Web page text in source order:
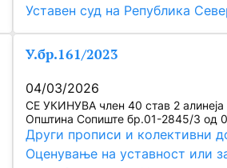
Уставен суд на Република
У.бр.161/2023
04/03/2026
СЕ УКИНУВА член 40 став 2 алинеја
Општина Сопиште бр.01-2845/3 од
Други прописи и колективни
Оценување на уставност или